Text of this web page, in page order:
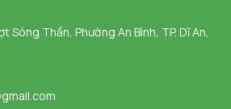
Sóng Thần, Phường An Bình, TP. Dĩ An,